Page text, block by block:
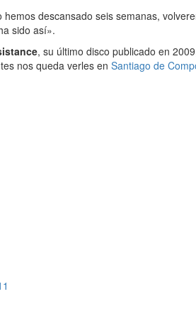
hemos descansado seis semanas,
sido así».
, su último disco publicado en
nos queda verles en Santiago de